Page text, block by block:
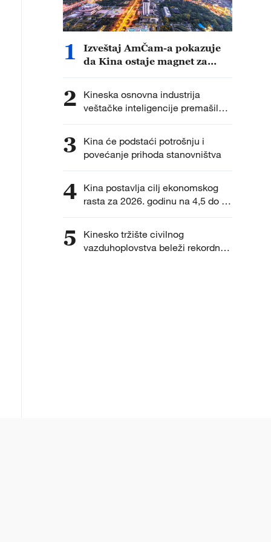
1
Izveštaj AmČam-a pokazuje
da Kina ostaje magnet za
2
Kineska osnovna industrija
veštačke inteligencije premašila
je 1,2 biliona juana u 2025. godini
3
Kina će podstaći potrošnju i
povećanje prihoda stanovništva
4 Kina postavlja cilj ekonomskog
rasta za 2026. godinu na 4,5 do 5
odsto
5
Kinesko tržište civilnog
vazduhoplovstva beleži rekordne